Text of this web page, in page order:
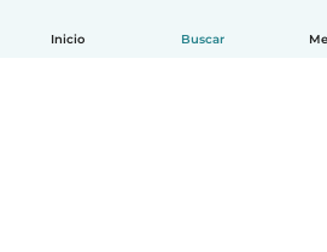
Inicio Buscar